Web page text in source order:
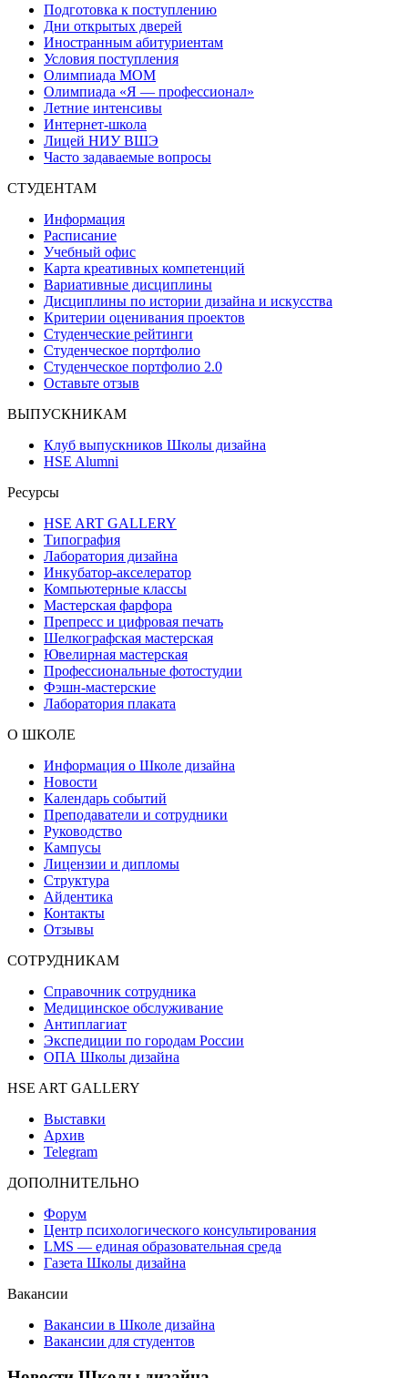
Подготовка к поступлению
Дни открытых дверей
Иностранным абитуриентам
Условия поступления
Олимпиада МОМ
Олимпиада «Я — профессионал»
Летние интенсивы
Интернет-школа
Лицей НИУ ВШЭ
Часто задаваемые вопросы
СТУДЕНТАМ
Информация
Расписание
Учебный офис
Карта креативных компетенций
Вариативные дисциплины
Дисциплины по истории дизайна и искусства
Критерии оценивания проектов
Студенческие рейтинги
Студенческое портфолио
Студенческое портфолио 2.0
Оставьте отзыв
ВЫПУСКНИКАМ
Клуб выпускников Школы дизайна
HSE Alumni
Ресурсы
HSE ART GALLERY
Типография
Лаборатория дизайна
Инкубатор-акселератор
Компьютерные классы
Мастерская фарфора
Препресс и цифровая печать
Шелкографская мастерская
Ювелирная мастерская
Профессиональные фотостудии
Фэшн-мастерские
Лаборатория плаката
О ШКОЛЕ
Информация о Школе дизайна
Новости
Календарь событий
Преподаватели и сотрудники
Руководство
Кампусы
Лицензии и дипломы
Структура
Айдентика
Контакты
Отзывы
СОТРУДНИКАМ
Справочник сотрудника
Медицинское обслуживание
Антиплагиат
Экспедиции по городам России
ОПА Школы дизайна
HSE ART GALLERY
Выставки
Архив
Telegram
ДОПОЛНИТЕЛЬНО
Форум
Центр психологического консультирования
LMS — единая образовательная среда
Газета Школы дизайна
Вакансии
Вакансии в Школе дизайна
Вакансии для студентов